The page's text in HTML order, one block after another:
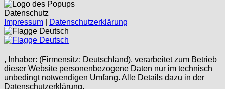
Datenschutz
Impressum
Datenschutzerklärung
Deutsch
Deutsch
, Inhaber: (Firmensitz: Deutschland), verarbeitet zum Betrieb
dieser Website personenbezogene Daten nur im technisch
unbedingt notwendigen Umfang. Alle Details dazu in der
Datenschutzerklärung.